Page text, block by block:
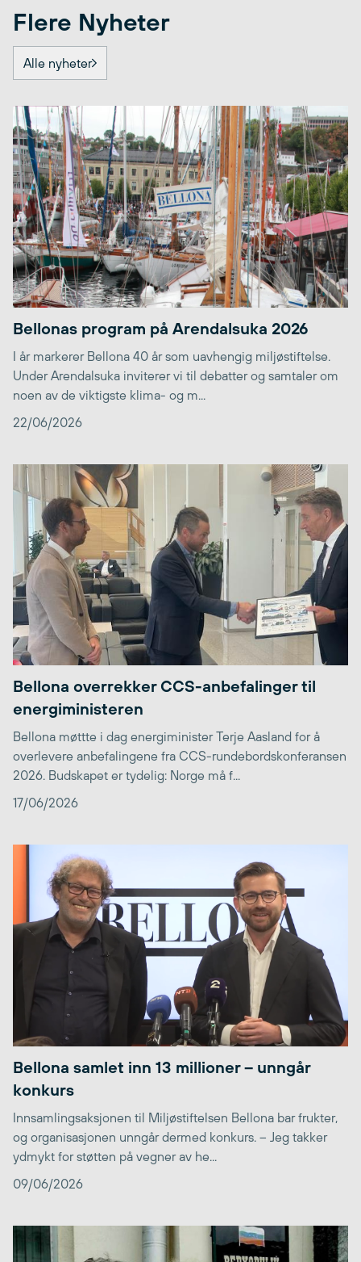
Flere Nyheter
Alle nyheter
Bellonas program på Arendalsuka 2026
I år markerer Bellona 40 år som uavhengig miljøstiftelse.
Under Arendalsuka inviterer vi til debatter og samtaler om
noen av de viktigste klima- og m...
22/06/2026
Bellona overrekker CCS-anbefalinger til
energiministeren
Bellona møttte i dag energiminister Terje Aasland for å
overlevere anbefalingene fra CCS-rundebordskonferansen
2026. Budskapet er tydelig: Norge må f...
17/06/2026
Bellona samlet inn 13 millioner – unngår
konkurs
Innsamlingsaksjonen til Miljøstiftelsen Bellona bar frukter,
og organisasjonen unngår dermed konkurs. – Jeg takker
ydmykt for støtten på vegner av he...
09/06/2026